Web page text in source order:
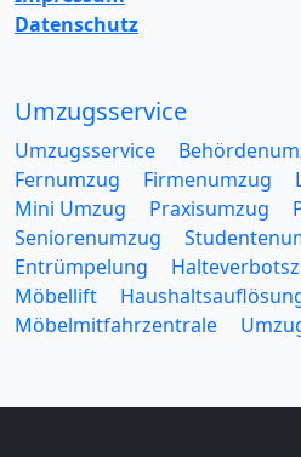
Datenschutz
Umzugsservice
Umzugsservice
Fernumzug
Firmenumzug
Mini Umzug
Praxisumzug
Seniorenumzug
Entrümpelung
Möbellift
Möbelmitfahrzentrale